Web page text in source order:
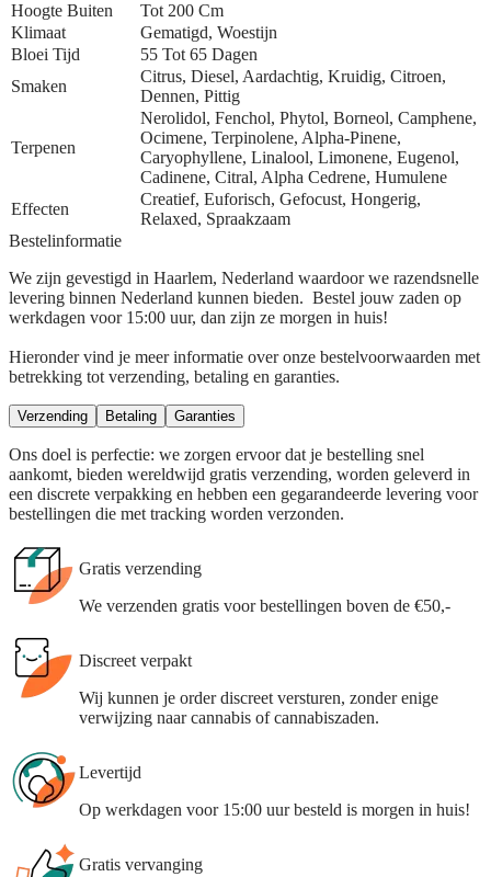
Hoogte Buiten
Tot 200 Cm
Klimaat
Gematigd, Woestijn
Bloei Tijd
55 Tot 65 Dagen
Smaken
Citrus, Diesel, Aardachtig, Kruidig, Citroen,
Dennen, Pittig
Terpenen
Nerolidol, Fenchol, Phytol, Borneol, Camphene,
Ocimene, Terpinolene, Alpha-Pinene,
Caryophyllene, Linalool, Limonene, Eugenol,
Cadinene, Citral, Alpha Cedrene, Humulene
Effecten
Creatief, Euforisch, Gefocust, Hongerig,
Relaxed, Spraakzaam
Bestelinformatie
We zijn gevestigd in Haarlem, Nederland waardoor we razendsnelle
levering binnen Nederland kunnen bieden. Bestel jouw zaden op
werkdagen voor 15:00 uur, dan zijn ze morgen in huis!
Hieronder vind je meer informatie over onze bestelvoorwaarden met
betrekking tot verzending, betaling en garanties.
Verzending Betaling Garanties
Ons doel is perfectie: we zorgen ervoor dat je bestelling snel
aankomt, bieden wereldwijd gratis verzending, worden geleverd in
een discrete verpakking en hebben een gegarandeerde levering voor
bestellingen die met tracking worden verzonden.
Gratis verzending
We verzenden gratis voor bestellingen boven de €50,-
Discreet verpakt
Wij kunnen je order discreet versturen, zonder enige
verwijzing naar cannabis of cannabiszaden.
Levertijd
Op werkdagen voor 15:00 uur besteld is morgen in huis!
Gratis vervanging